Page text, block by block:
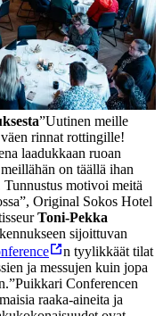
”Uutinen meille
rinnat rottingille!
laadukkaan ruoan
on täällä ihan
Tunnustus motivoi meitä
Original Sokos Hotel
Toni-Pekka
sijoittuvan
n tyylikkäät tilat
ja messujen kuin jopa
”Puikkari Conferencen
raaka-aineita ja